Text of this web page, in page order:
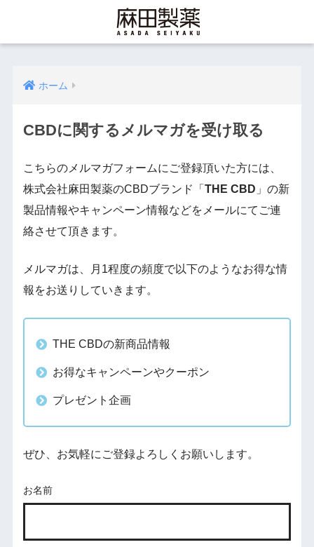
ホーム
CBDに関するメルマガを受け取る
こちらのメルマガフォームにご登録頂いた方には、
株式会社麻田製薬のCBDブランド「 THE CBD 」の新
製品情報やキャンペーン情報などをメールにてご連
絡させて頂きます。
メルマガは、月1程度の頻度で以下のようなお得な情
報をお送りしていきます。
THE CBDの新商品情報
お得なキャンペーンやクーポン
プレゼント企画
ぜひ、お気軽にご登録よろしくお願いします。
お名前